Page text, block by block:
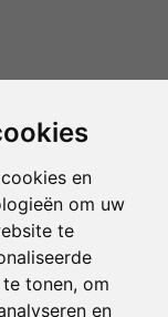
en
om uw
te
tonen, om
en
voorwaarden van CBW